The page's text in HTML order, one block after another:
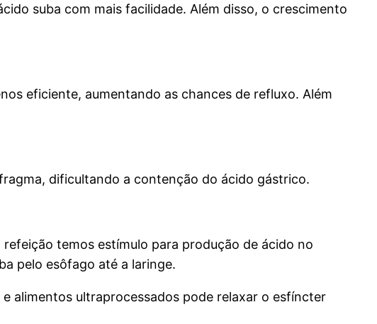
suba com mais facilidade. Além disso, o crescimento
eficiente, aumentando as chances de refluxo. Além
dificultando a contenção do ácido gástrico.
temos estímulo para produção de ácido no
pelo esôfago até a laringe.
alimentos ultraprocessados pode relaxar o esfíncter